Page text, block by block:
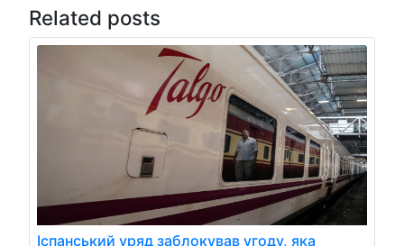
Related posts
Іспанський уряд заблокував угоду, яка